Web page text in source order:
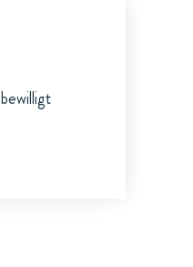
bewilligt